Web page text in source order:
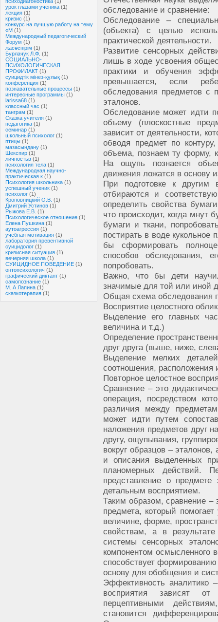
урок глазами ученика (1)
лекция (1)
кризис (1)
конкурс на лучшую работу на тему
«М (1)
Международный педагогический
Форум (1)
жасөспірім (1)
Бурлачук Л.Ф. (1)
СОЦИАЛЬНО-
ПСИХОЛОГИЧЕСКАЯ
ПРОФИЛАКТ (1)
суицидтік мінез-құлық (1)
конференция (1)
познавательные процессы (1)
интересные программы (1)
larissa68 (1)
классный час (1)
танграм (1)
Сказка учителя (1)
педагогика (1)
семинар (1)
школьный психолог (1)
птицы (1)
мазасындану (1)
Шекспир (1)
личностьв (1)
психология тела (1)
Международная научно-
практическая к (1)
Психология школьника (1)
успешный ученик (1)
психолог (1)
Кроповницкий О.В. (1)
Дмитрий Устинов (1)
Рыжова Е.В. (1)
Психологическое отношение (1)
Елена Пушкина (1)
аутоагрессия (1)
учебная мотивация (1)
лаборатория превентивной
суицидолог (1)
кризисная ситуация (1)
вечерняя школа (1)
СУИЦИДНОЕ ПОВЕДЕНИЕ (1)
онтопсихологич (1)
графический диктант (1)
самопознание (1)
М. А Лапина (1)
сказкотерапия (1)
обследование и сравнение:
Обследование –
(объекта) с целью
практической деятельности.
Развитие сенсорных
лишь в ходе усвоения
практики и обучения
превышается, если
обследования предметов с
эталонов.
Обследование может идти
объему (плоскостные
зависит от деятельности,
обводя предмет по
объема, познаем ту форму,
На ощупь познается
движения ложатся в основу
При подготовке к другим
отбираются и
определить свойства
что происходит, когда мнут
бумаги и ткани,
постирать в воде кукольное
бы сформировать
способов обследования,
попробовать.
Важно, что бы дети
значимые для той или иной
Общая схема обследования
Восприятие целостного
Выделение его главных
величина и т.д.)
Определение
друг друга (выше, ниже,
Выделение мелких
соотношения, расположения
Повторное целостное
Сравнение – это
операция, посредством
различия между
может идти путем
наложения предметов друг
другу, ощупывания,
вокруг образцов –
и описания выделенных
планомерных действий.
представление о
детальным восприятием.
Таким образом, сравнение –
предмета, который
величине, форме,
свойствам, а в
системы сенсорных
компонентом осмысленного
способствует
основу для обобщения и
Эффективность аналитико
восприятия зависят от
перцептивными
становится